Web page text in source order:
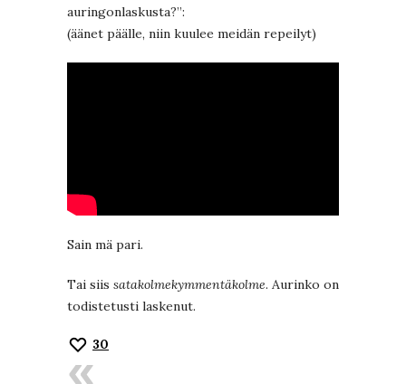
auringonlaskusta?”:
(äänet päälle, niin kuulee meidän repeilyt)
Sain mä pari.
Tai siis satakolmekymmentäkolme. Aurinko on
todistetusti laskenut.
30